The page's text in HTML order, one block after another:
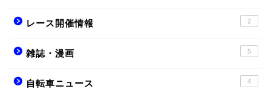
レース開催情報 2
雑誌・漫画 5
自転車ニュース 4